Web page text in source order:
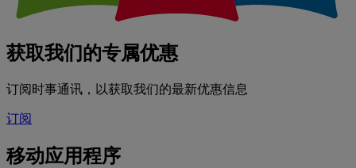
获取我们的专属优惠
订阅时事通讯，以获取我们的最新优惠信息
订阅
移动应用程序